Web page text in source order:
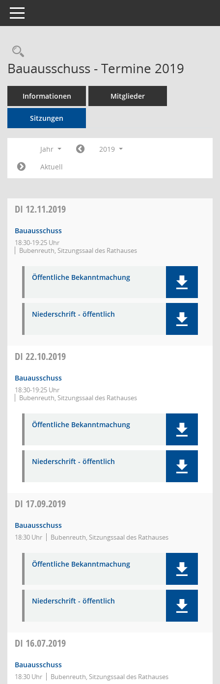
Toggle navigation
Rechercheauswahl
Bauausschuss - Termine 2019
Informationen Mitglieder
Sitzungen
Jahr
2019
Aktuell
DI 12.11.2019
Bauausschuss
18:30-19:25 Uhr
Bubenreuth, Sitzungssaal des Rathauses
Öffentliche Bekanntmachung
Niederschrift - öffentlich
DI 22.10.2019
Bauausschuss
18:30-19:25 Uhr
Bubenreuth, Sitzungssaal des Rathauses
Öffentliche Bekanntmachung
Niederschrift - öffentlich
DI 17.09.2019
Bauausschuss
18:30 Uhr Bubenreuth, Sitzungssaal des Rathauses
Öffentliche Bekanntmachung
Niederschrift - öffentlich
DI 16.07.2019
Bauausschuss
18:30 Uhr Bubenreuth, Sitzungssaal des Rathauses